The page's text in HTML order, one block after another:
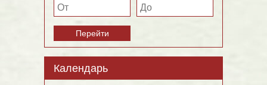
Перейти
Календарь